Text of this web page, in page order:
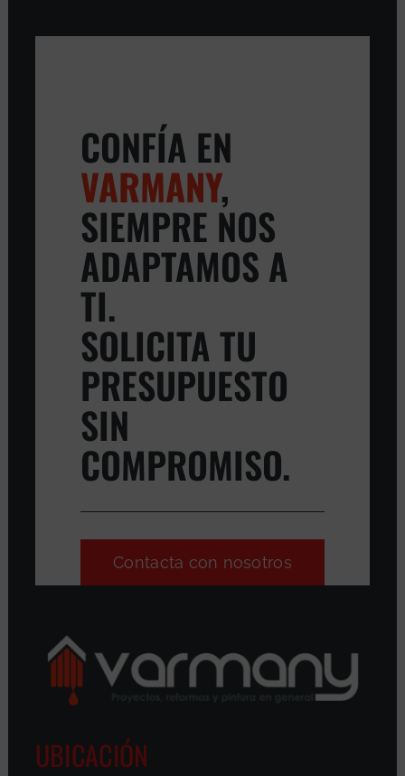
CONFÍA EN
VARMANY,
SIEMPRE NOS
ADAPTAMOS A
TI.
SOLICITA TU
PRESUPUESTO
SIN
COMPROMISO.
Contacta con nosotros
UBICACIÓN